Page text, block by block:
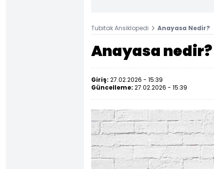
Tubitak Ansiklopedi Anayasa Nedir?
Anayasa nedir?
Giriş: 27.02.2026 - 15:39
Güncelleme: 27.02.2026 - 15:39